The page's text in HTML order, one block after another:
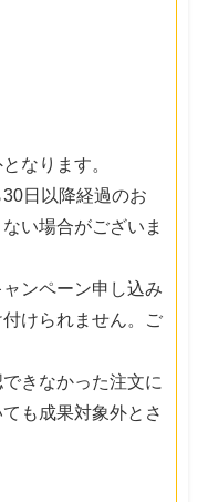
なります。
日以降経過のお
い場合がございま
ンペーン申し込み
けられません。ご
きなかった注文に
も成果対象外とさ